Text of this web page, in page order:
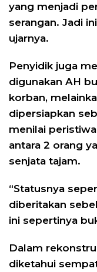
yang menjadi
serangan. Jadi
ujarnya.
Penyidik juga
digunakan AH
korban,
dipersiapkan
menilai
antara 2 orang
senjata tajam.
“Statusnya
diberitakan
ini sepertinya
Dalam
diketahui